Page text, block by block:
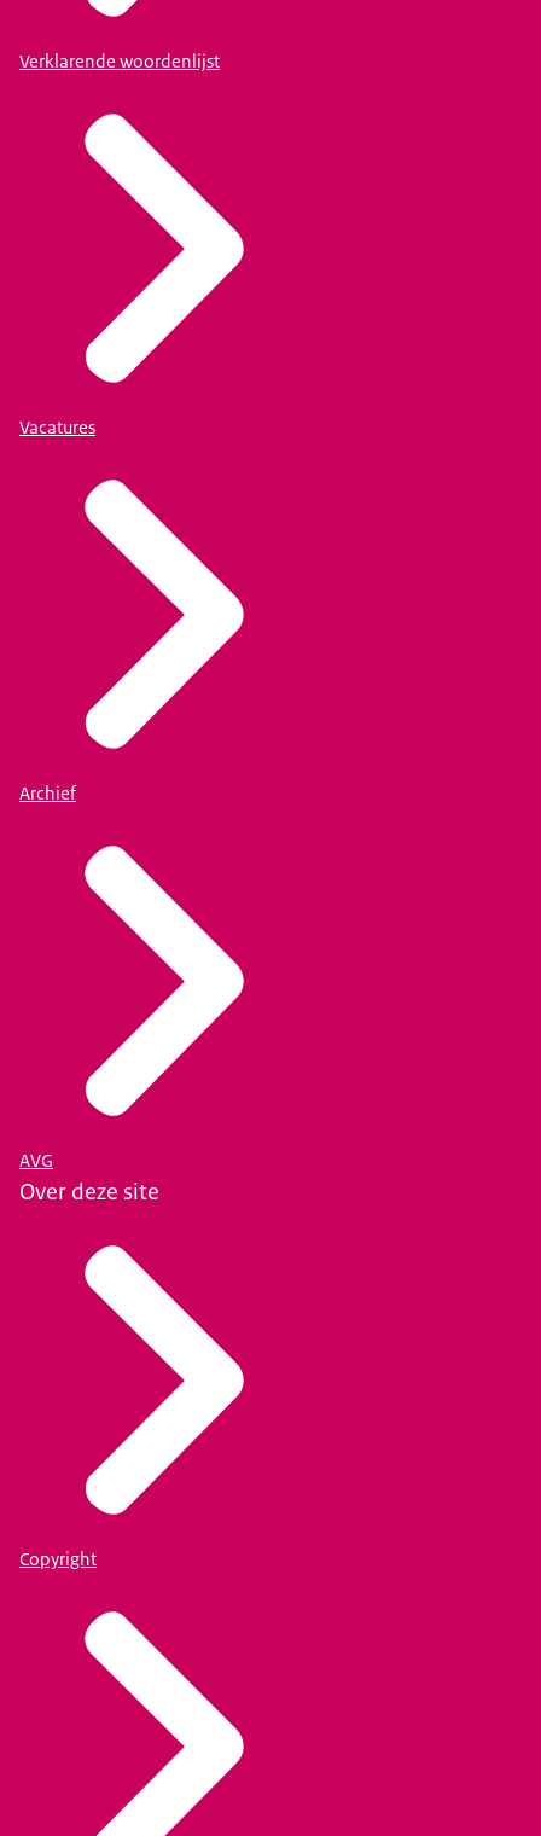
Verklarende woordenlijst
Vacatures
Archief
AVG
Over deze site
Copyright